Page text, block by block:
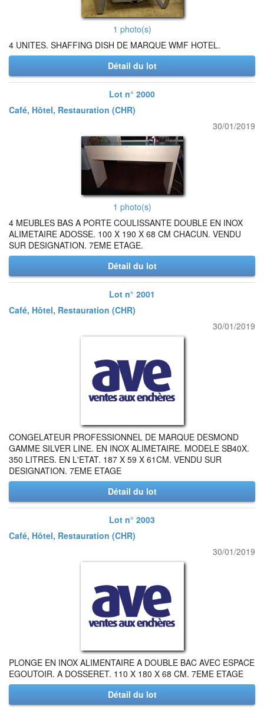
1 photo(s)
4 UNITES. SHAFFING DISH DE MARQUE WMF HOTEL.
Détail du lot
Lot n° 2000
Café, Hôtel, Restauration (CHR)
30/01/2019
1 photo(s)
4 MEUBLES BAS A PORTE COULISSANTE DOUBLE EN INOX
ALIMETAIRE ADOSSE. 100 X 190 X 68 CM CHACUN. VENDU
SUR DESIGNATION. 7EME ETAGE.
Détail du lot
Lot n° 2001
Café, Hôtel, Restauration (CHR)
30/01/2019
CONGELATEUR PROFESSIONNEL DE MARQUE DESMOND
GAMME SILVER LINE. EN INOX ALIMETAIRE. MODELE SB40X.
350 LITRES. EN L'ETAT. 187 X 59 X 61CM. VENDU SUR
DESIGNATION. 7EME ETAGE
Détail du lot
Lot n° 2003
Café, Hôtel, Restauration (CHR)
30/01/2019
PLONGE EN INOX ALIMENTAIRE A DOUBLE BAC AVEC ESPACE
EGOUTOIR. A DOSSERET. 110 X 180 X 68 CM. 7EME ETAGE
Détail du lot